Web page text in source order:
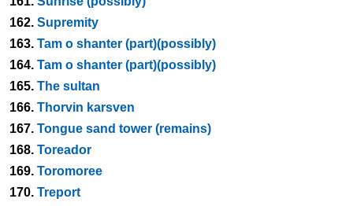
162. Supremity
163. Tam o shanter (part)(possibly)
164. Tam o shanter (part)(possibly)
165. The sultan
166. Thorvin karsven
167. Tongue sand tower (remains)
168. Toreador
169. Toromoree
170. Treport